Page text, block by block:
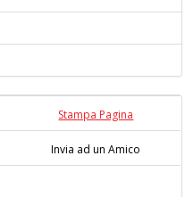
Stampa Pagina
Invia ad un Amico